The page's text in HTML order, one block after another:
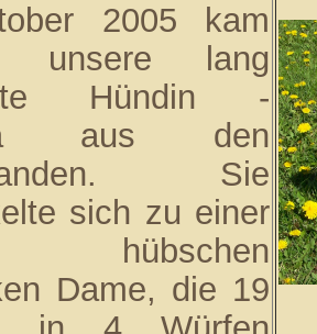
2005 kam
unsere lang
Hündin -
aus den
Sie
sich zu einer
hübschen
Dame, die 19